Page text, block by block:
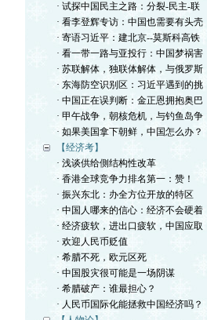
· 试探中国民主之路：分裂-民主-联
· 看李登辉专访：中国也需要有头壳
· 寄语习近平：建北京--莫斯科高铁
· 看一带一路与亚投行：中国梦祸害
· 苏联解体，独联体解体，与俄罗斯
· 东海防空识别区：习近平遇到的挑
· 中国正在误判断：金正恩拥抱奥巴
· 甲午战争，朝核危机，与钓鱼岛争
· 如果美国拿下朝鲜，中国怎么办？
【经济考】
· 浅谈供给側结构性改革
· 香港全球竞争力排名第一：赞！
· 振兴东北：办全方位开放的特区
· 中国人哪来的信心：经济不会硬着
· 经济疲软，进出口疲软，中国应取
· 欢迎人民币贬值
· 希腊不死，欧元区死
· 中国股灾很可能是一场阴谋
· 希腊破产：谁最担心？
· 人民币国际化能拯救中国经济吗？